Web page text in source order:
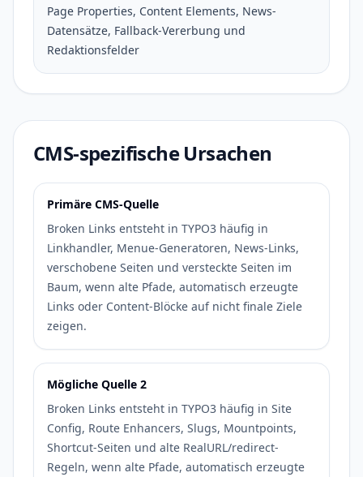
Page Properties, Content Elements, News-
Datensätze, Fallback-Vererbung und
Redaktionsfelder
CMS-spezifische Ursachen
Primäre CMS-Quelle
Broken Links entsteht in TYPO3 häufig in
Linkhandler, Menue-Generatoren, News-Links,
verschobene Seiten und versteckte Seiten im
Baum, wenn alte Pfade, automatisch erzeugte
Links oder Content-Blöcke auf nicht finale Ziele
zeigen.
Mögliche Quelle 2
Broken Links entsteht in TYPO3 häufig in Site
Config, Route Enhancers, Slugs, Mountpoints,
Shortcut-Seiten und alte RealURL/redirect-
Regeln, wenn alte Pfade, automatisch erzeugte